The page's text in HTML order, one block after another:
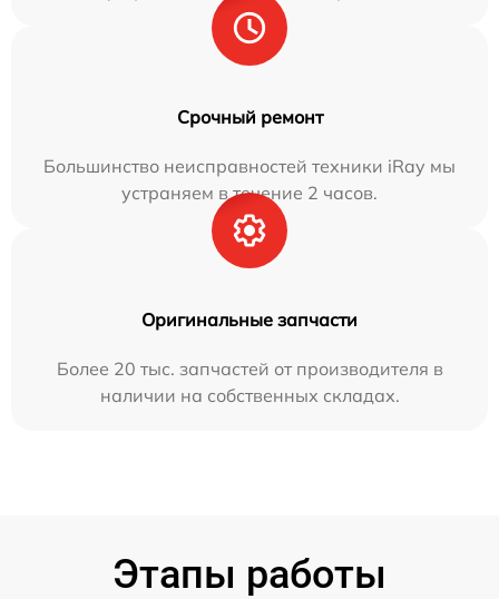
Срочный ремонт
Большинство неисправностей техники iRay мы
устраняем в течение 2 часов.
Оригинальные запчасти
Более 20 тыс. запчастей от производителя в
наличии на собственных складах.
Этапы работы